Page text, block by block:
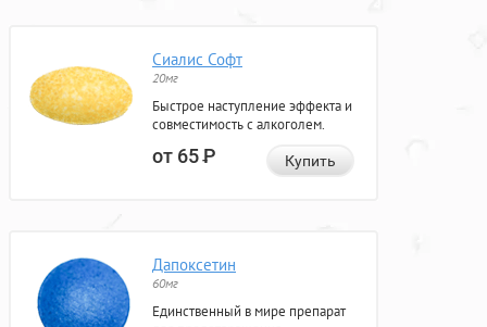
Сиалис Софт
20мг
Быстрое наступление эффекта и
совместимость с алкоголем.
от 65Р Купить
Дапоксетин
60мг
Единственный в мире препарат